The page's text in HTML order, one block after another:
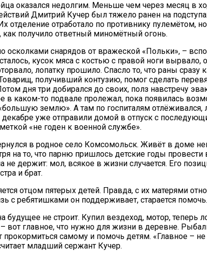
оказался недолгим. Меньше чем через месяц в
Дмитрий Кучер был тяжело ранен на
отделение отработало по противнику пулемётом,
как получило ответный миномётный огонь.
осколками снарядов от вражеской «Польки», –
кусок мяса с костью с правой ноги вырвало,
лопатку прошило. Спасло то, что раны сразу
получивший контузию, помог сделать
дня три добирался до своих, полз навстречу
в каком-то подвале пролежал, пока появилась
землю». А там по госпиталям отлёживался,
декабре уже отправили домой в отпуск с
«не годен к военной службе».
в родное село Комсомольск. Живёт в доме
на то, что парню пришлось детские годы провести
не держит: мол, всякое в жизни случается. Его
и брат.
отцом пятерых детей. Правда, с их матерями
с ребятишками он поддерживает, старается помочь.
будущее не строит. Купил вездеход, мотор, теперь
вот главное, что нужно для жизни в деревне.
прокормиться самому и помочь детям. «Главное – не
младший сержант Кучер.